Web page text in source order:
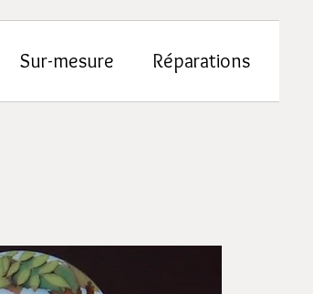
Sur-mesure Réparations